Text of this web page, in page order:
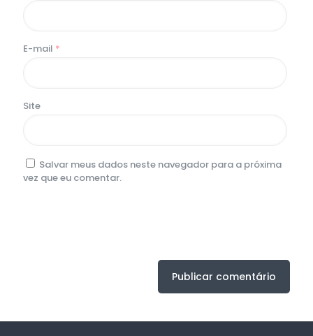
E-mail *
Site
Salvar meus dados neste navegador para a próxima
vez que eu comentar.